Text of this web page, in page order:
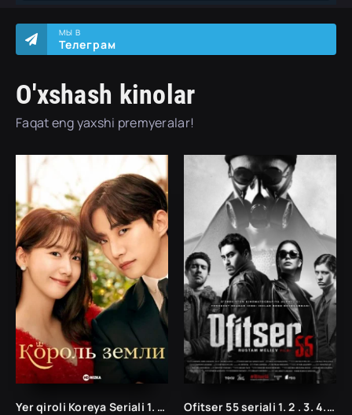
O'xshash kinolar
Faqat eng yaxshi premyeralar!
МЫ В
Телеграм
Yer qiroli Koreya Seriali 1. 10. 20. 30. 40. 50. 60. 70. 80. 90. 100. 200 Qism Uzbek tlida korea seryali Ofitser 55 seriali 1. 2 . 3. 4. 5 qism uzbek serial 2022 uzbek tilida barcha qismlar Ofitser 55 seriali uzbek tilida